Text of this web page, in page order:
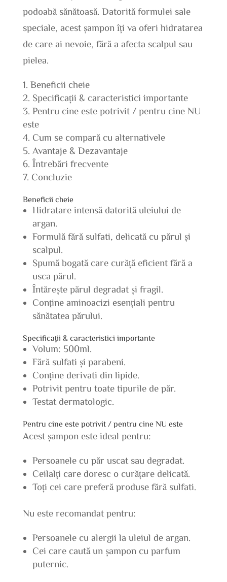
podoabă sănătoasă. Datorită formulei sale
speciale, acest șampon îți va oferi hidratarea
de care ai nevoie, fără a afecta scalpul sau
pielea.
Beneficii cheie
Specificații & caracteristici importante
Pentru cine este potrivit / pentru cine NU
este
Cum se compară cu alternativele
Avantaje & Dezavantaje
Întrebări frecvente
Concluzie
Beneficii cheie
Hidratare intensă datorită uleiului de
argan.
Formulă fără sulfati, delicată cu părul și
scalpul.
Spumă bogată care curăță eficient fără a
usca părul.
Întărește părul degradat și fragil.
Conține aminoacizi esențiali pentru
sănătatea părului.
Specificații & caracteristici importante
Volum: 500ml.
Fără sulfati și parabeni.
Conține derivati din lipide.
Potrivit pentru toate tipurile de păr.
Testat dermatologic.
Pentru cine este potrivit / pentru cine NU este
Acest șampon este ideal pentru:
Persoanele cu păr uscat sau degradat.
Ceilalți care doresc o curățare delicată.
Toți cei care preferă produse fără sulfati.
Nu este recomandat pentru:
Persoanele cu alergii la uleiul de argan.
Cei care caută un șampon cu parfum
puternic.